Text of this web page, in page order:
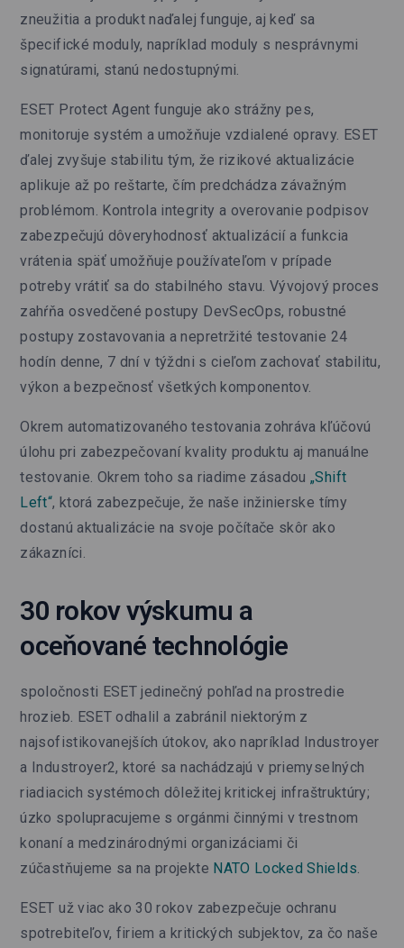
zneužitia a produkt naďalej funguje, aj keď sa
špecifické moduly, napríklad moduly s nesprávnymi
signatúrami, stanú nedostupnými.
ESET Protect Agent funguje ako strážny pes,
monitoruje systém a umožňuje vzdialené opravy. ESET
ďalej zvyšuje stabilitu tým, že rizikové aktualizácie
aplikuje až po reštarte, čím predchádza závažným
problémom. Kontrola integrity a overovanie podpisov
zabezpečujú dôveryhodnosť aktualizácií a funkcia
vrátenia späť umožňuje používateľom v prípade
potreby vrátiť sa do stabilného stavu. Vývojový proces
zahŕňa osvedčené postupy DevSecOps, robustné
postupy zostavovania a nepretržité testovanie 24
hodín denne, 7 dní v týždni s cieľom zachovať stabilitu,
výkon a bezpečnosť všetkých komponentov.
Okrem automatizovaného testovania zohráva kľúčovú
úlohu pri zabezpečovaní kvality produktu aj manuálne
testovanie. Okrem toho sa riadime zásadou„Shift
Left“, ktorá zabezpečuje, že naše inžinierske tímy
dostanú aktualizácie na svoje počítače skôr ako
zákazníci.
30 rokov výskumu a
oceňované technológie
spoločnosti ESET jedinečný pohľad na prostredie
hrozieb. ESET odhalil a zabránil niektorým z
najsofistikovanejších útokov, ako napríklad Industroyer
a Industroyer2, ktoré sa nachádzajú v priemyselných
riadiacich systémoch dôležitej kritickej infraštruktúry;
úzko spolupracujeme s orgánmi činnými v trestnom
konaní a medzinárodnými organizáciami či
zúčastňujeme sa na projekte NATO Locked Shields
ESET už viac ako 30 rokov zabezpečuje ochranu
spotrebiteľov, firiem a kritických subjektov, za čo naše